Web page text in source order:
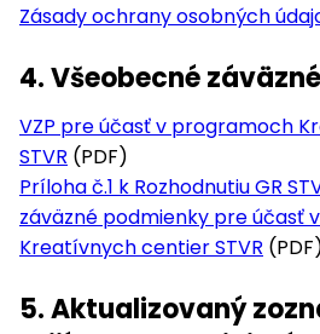
Zásady ochrany osobných
4. Všeobecné
VZP pre účasť v programoch
STVR (PDF)
Príloha č.1 k Rozhodnutiu GR
záväzné podmienky pre účasť
Kreatívnych centier STVR
5. Aktualizovaný